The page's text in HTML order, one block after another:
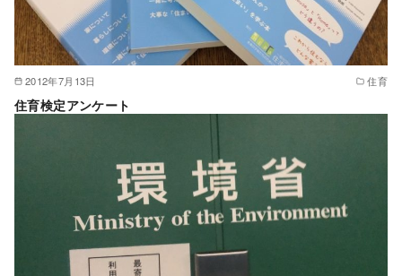
2012年7月13日 住育
住育検定アンケート